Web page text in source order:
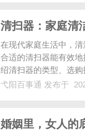
清扫器：家庭清
在现代家庭生活中，
合适的清扫器能有效
绍清扫器的类型、选
扫器时不再迷茫。一
弋阳百事通 发布于
婚姻里，女人的